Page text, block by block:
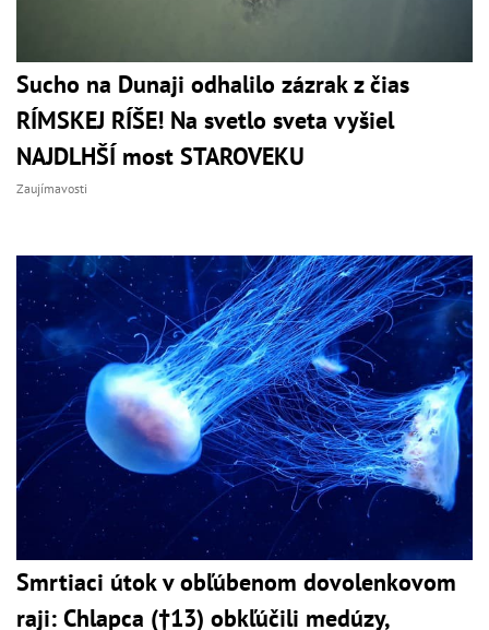
Sucho na Dunaji odhalilo zázrak z čias
RÍMSKEJ RÍŠE! Na svetlo sveta vyšiel
NAJDLHŠÍ most STAROVEKU
Zaujímavosti
Smrtiaci útok v obľúbenom dovolenkovom
raji: Chlapca (†13) obkľúčili medúzy,